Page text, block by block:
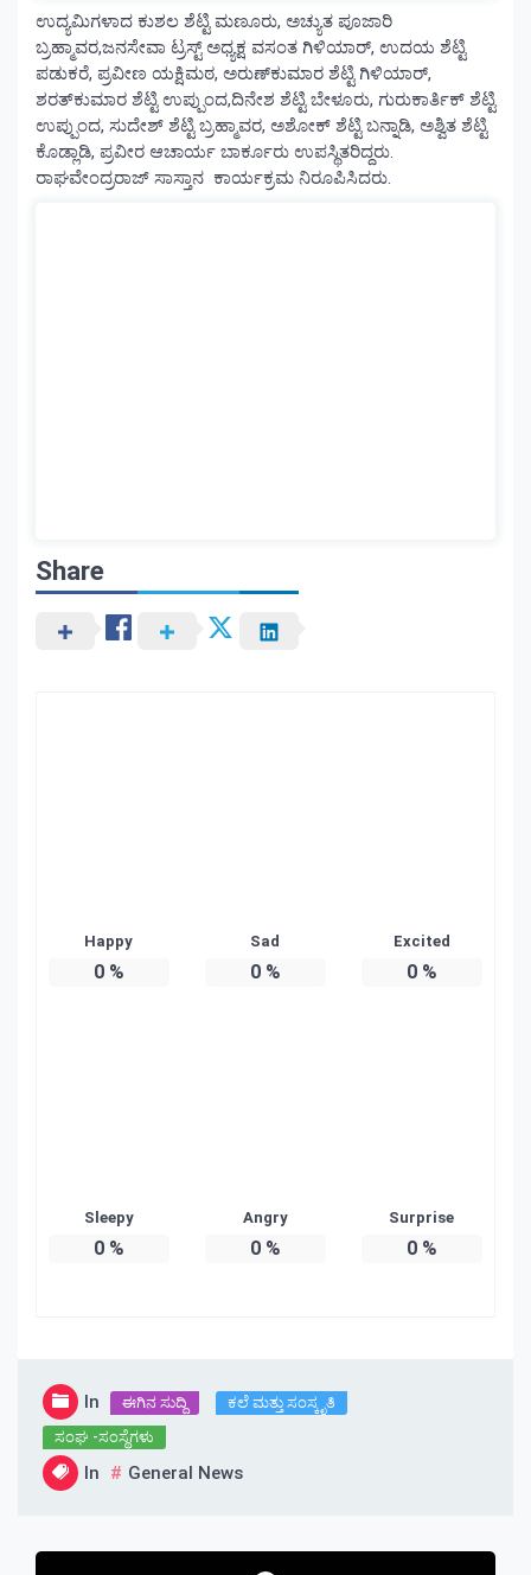
ಉದ್ಯಮಿಗಳಾದ ಕುಶಲ ಶೆಟ್ಟಿ ಮಣೂರು, ಅಚ್ಯುತ ಪೂಜಾರಿ
ಬ್ರಹ್ಮಾವರ,ಜನಸೇವಾ ಟ್ರಸ್ಟ್ ಅಧ್ಯಕ್ಷ ವಸಂತ ಗಿಳಿಯಾರ್, ಉದಯ ಶೆಟ್ಟಿ
ಪಡುಕರೆ, ಪ್ರವೀಣ ಯಕ್ಷಿಮಠ, ಅರುಣ್‌ಕುಮಾರ ಶೆಟ್ಟಿ ಗಿಳಿಯಾರ್,
ಶರತ್‌ಕುಮಾರ ಶೆಟ್ಟಿ ಉಪ್ಪುಂದ,ದಿನೇಶ ಶೆಟ್ಟಿ ಬೇಳೂರು, ಗುರುಕಾರ್ತಿಕ್ ಶೆಟ್ಟಿ
ಉಪ್ಪುಂದ, ಸುದೇಶ್ ಶೆಟ್ಟಿ ಬ್ರಹ್ಮಾವರ, ಅಶೋಕ್ ಶೆಟ್ಟಿ ಬನ್ನಾಡಿ, ಅಶ್ವಿತ ಶೆಟ್ಟಿ
ಕೊಡ್ಲಾಡಿ, ಪ್ರವೀರ ಆಚಾರ್ಯ ಬಾರ್ಕೂರು ಉಪಸ್ಥಿತರಿದ್ದರು.
ರಾಘವೇಂದ್ರರಾಜ್ ಸಾಸ್ತಾನ ಕಾರ್ಯಕ್ರಮ ನಿರೂಪಿಸಿದರು.
Share
Happy
0%
Sad
0%
Excited
0%
Sleepy
0%
Angry
0%
Surprise
0%
In ಈಗಿನ ಸುದ್ದಿ
ಕಲೆ ಮತ್ತು ಸಂಸ್ಕೃತಿ
ಸಂಘ -ಸಂಸ್ಥೆಗಳು
In General News
Post